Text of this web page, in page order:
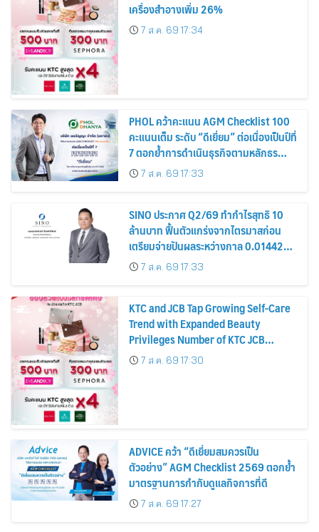
เครื่องสำอางเพิ่ม 26%
7 ส.ค. 69 17:34
PHOL คว้าคะแนน AGM Checklist 100
คะแนนเต็ม ระดับ “ดีเยี่ยม” ต่อเนื่องเป็นปีที่
7 ตอกย้ำการดำเนินธุรกิจตามหลักธร
รมาภิบาล โปร่งใส สร้างความเชื่อมั่นผู้ถือ
หุ้น
7 ส.ค. 69 17:33
SINO ประกาศ Q2/69 ทำกำไรสุทธิ 10
ล้านบาท ฟื้นตัวแกร่งจากไตรมาสก่อน
เตรียมจ่ายปันผลระหว่างกาล 0.014423
บาทต่อหุ้น ครึ่งปีหลังมุ่งเติบโตต่อเนื่อง
7 ส.ค. 69 17:33
KTC and JCB Tap Growing Self-Care
Trend with Expanded Beauty
Privileges Number of KTC JCB
Cardmembers Spending on
Cosmetics Rises 26%
7 ส.ค. 69 17:30
ADVICE คว้า “ดีเยี่ยมสมควรเป็น
ตัวอย่าง” AGM Checklist 2569 ตอกย้ำ
มาตรฐานการกำกับดูแลกิจการที่ดี
7 ส.ค. 69 17:27